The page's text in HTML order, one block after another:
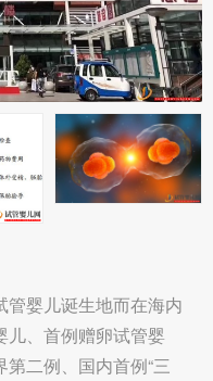
婴儿诞生地而在海内
儿、首例赠卵试管婴
二例、国内首例“三